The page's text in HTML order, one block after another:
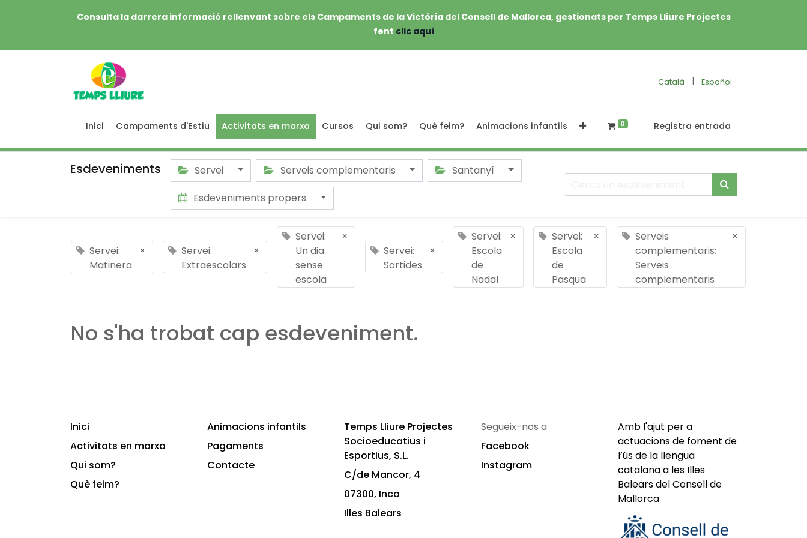
Consulta la darrera informació rellenvant sobre els Campaments de la Victòria del Consell de Mallorca, gestionats per Temps Lliure Projectes
fent clic aquí
Català | Español
Inici Campaments d'Estiu Activitats en marxa Cursos Qui som? Què feim? Animacions infantils 0 Registra entrada
Esdeveniments Servei Serveis complementaris
Santanyí
Esdeveniments propers
Servei:
Matinera
×
Servei:
Extraescolars
×
Servei:
Un dia
sense
escola
×
Servei:
Sortides
×
Servei:
Escola
de
Nadal
×
Servei:
Escola
de
Pasqua
×
Serveis
complementaris:
Serveis
complementaris
×
No s'ha trobat cap esdeveniment.
Inici
Activitats en marxa
Qui som?
Què feim?
Animacions infantils
Pagaments
Contacte
Temps Lliure Projectes
Socioeducatius i
Esportius, S.L.
C/de Mancor, 4
07300, Inca
Illes Balears
Segueix-nos a
Facebook
Instagram
Amb l'ajut per a
actuacions de foment de
l’ús de la llengua
catalana a les Illes
Balears del Consell de
Mallorca